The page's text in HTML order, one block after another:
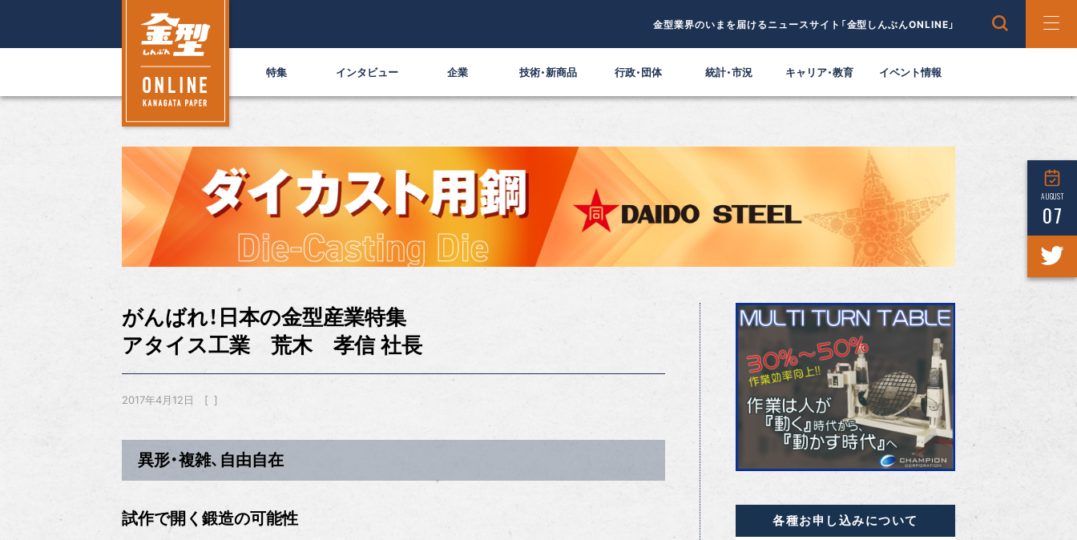
金型業界のいまを届けるニュースサイト「金型しんぶんONLINE」
特集 インタビュー 企業 技術・新商品 行政・団体 統計・市況 キャリア・教育 イベント情報
AUGUST
07
がんばれ！日本の金型産業特集
アタイス工業 荒木 孝信 社長
2017年4月12日
異形・複雑、自由自在
試作で開く鍛造の可能性 各種お申し込みについて